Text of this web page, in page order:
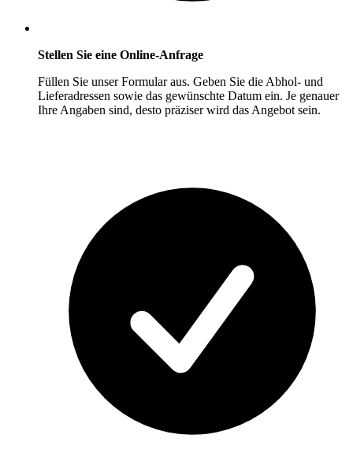
Stellen Sie eine Online-Anfrage
Füllen Sie unser Formular aus. Geben Sie die Abhol- und
Lieferadressen sowie das gewünschte Datum ein. Je genauer
Ihre Angaben sind, desto präziser wird das Angebot sein.